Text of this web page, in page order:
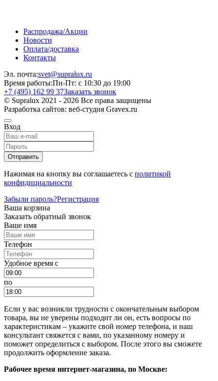
Распродажа/Акции
Новости
Оплата/доставка
Контакты
Эл. почта:svet@supralux.ru
Время работы:Пн-Пт: с 10:30 до 19:00
+7 (495) 162 99 37Заказать звонок
© Supralux 2021 - 2026 Все права защищены
Разработка сайтов: веб-студия Gravex.ru
Вход
Отправить
Нажимая на кнопку вы соглашаетесь с политикой
конфидициальности
Забыли пароль?Регистрация
Ваша корзина
Заказать обратный звонок
Ваше имя
Телефон
Удобное время c
по
Если у вас возникли трудности с окончательным выбором
товара, вы не уверены подходит ли он, есть вопросы по
характеристикам – укажите свой номер телефона, и наш
консультант свяжется с вами, по указанному номеру и
поможет определиться с выбором. После этого вы сможете
продолжить оформление заказа.
Рабочее время интернет-магазина, по Москве: